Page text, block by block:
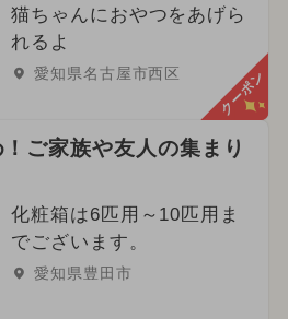
猫ちゃんにおやつをあげら
れるよ
愛知県名古屋市西区 クーポン
ご家族や友人の集まり
化粧箱は6匹用～10匹用ま
でございます。
愛知県豊田市